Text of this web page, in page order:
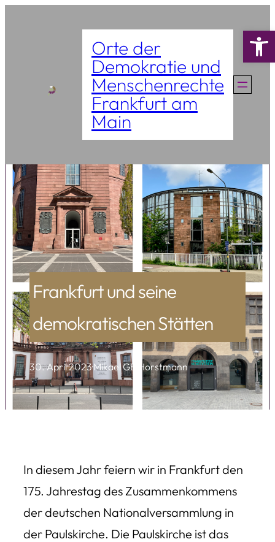
Orte der
Demokratie und
Menschenrechte
Frankfurt am
Main
Frankfurt und seine
demokratischen Stätten
30. April 2023·Mikael GB Horstmann
In diesem Jahr feiern wir in Frankfurt den
175. Jahrestag des Zusammenkommens
der deutschen Nationalversammlung in
der Paulskirche. Die Paulskirche ist das